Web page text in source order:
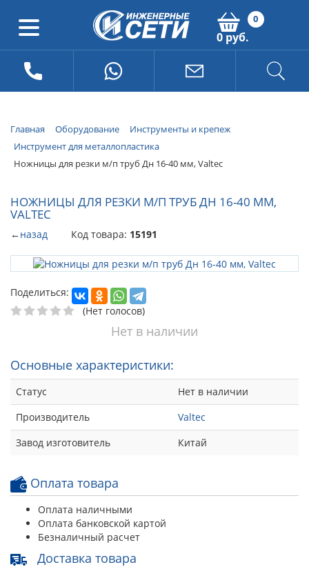
0
0 руб.
Главная Оборудование
Инструменты и крепеж
Инструмент для металлопластика
Ножницы для резки м/п труб Дн 16-40 мм, Valtec
НОЖНИЦЫ ДЛЯ РЕЗКИ М/П ТРУБ ДН 16-40 ММ,
VALTEC
←назад Код товара: 15191
Поделиться:
(Нет голосов)
Нет в наличии
Основные характеристики:
Статус
Нет в наличии
Производитель
Valtec
Завод изготовитель
Китай
Оплата товара
Оплата наличными
Оплата банковской картой
Безналичный расчет
Доставка товара